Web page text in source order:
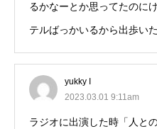
るかなーとか思ってたのに
テルばっかいるから出歩い
yukky I
2023.03.01 9:11am
ラジオに出演した時「人と